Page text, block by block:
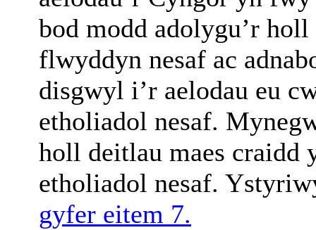
bod modd adolygu’r
flwyddyn nesaf ac
disgwyl i’r aelodau eu
etholiadol nesaf.
holl deitlau maes craidd
etholiadol nesaf.
gyfer eitem 7.